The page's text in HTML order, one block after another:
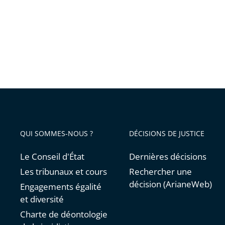
QUI SOMMES-NOUS ?
Le Conseil d'État
Les tribunaux et cours
Engagements égalité
et diversité
Charte de déontologie
DÉCISIONS DE JUSTICE
Dernières décisions
Rechercher une
décision (ArianeWeb)